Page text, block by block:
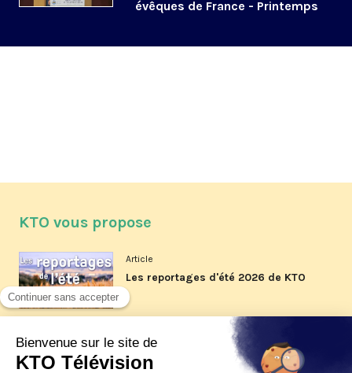
évêques de France - Printemps
KTO vous propose
Article
Les reportages d'été 2026 de KTO
La visite pastorale du pape Léon
XIV à Assise à suivre sur KTO le